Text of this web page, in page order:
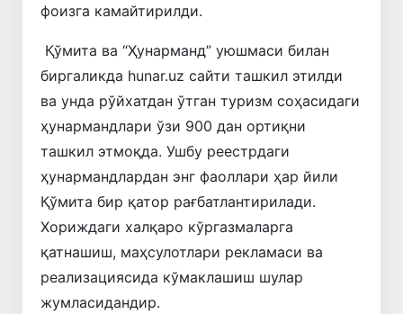
фоизга камайтирилди.
Қўмита ва “Ҳунарманд” уюшмаси билан
биргаликда hunar.uz сайти ташкил этилди
ва унда рўйхатдан ўтган туризм соҳасидаги
ҳунармандлари ўзи 900 дан ортиқни
ташкил этмоқда. Ушбу реестрдаги
ҳунармандлардан энг фаоллари ҳар йили
Қўмита бир қатор рағбатлантирилади.
Хориждаги халқаро кўргазмаларга
қатнашиш, маҳсулотлари рекламаси ва
реализациясида кўмаклашиш шулар
жумласидандир.